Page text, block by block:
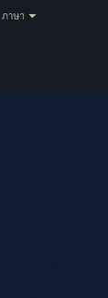
ภาษา